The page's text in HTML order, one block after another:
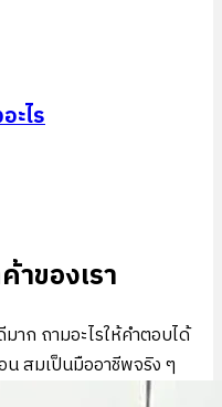
ะไร
ของเรา
าก ถามอะไรให้คำตอบได้
สมเป็นมืออาชีพจริง ๆ